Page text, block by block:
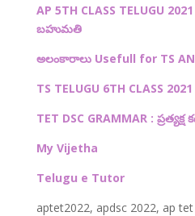
AP 5TH CLASS TELUGU
బహుమతి
అలంకారాలు Usefull for TS
TS TELUGU 6TH CLASS
TET DSC GRAMMAR : ప్రత్యక్ష
My Vijetha
Telugu e Tutor
aptet2022, apdsc 2022, ap